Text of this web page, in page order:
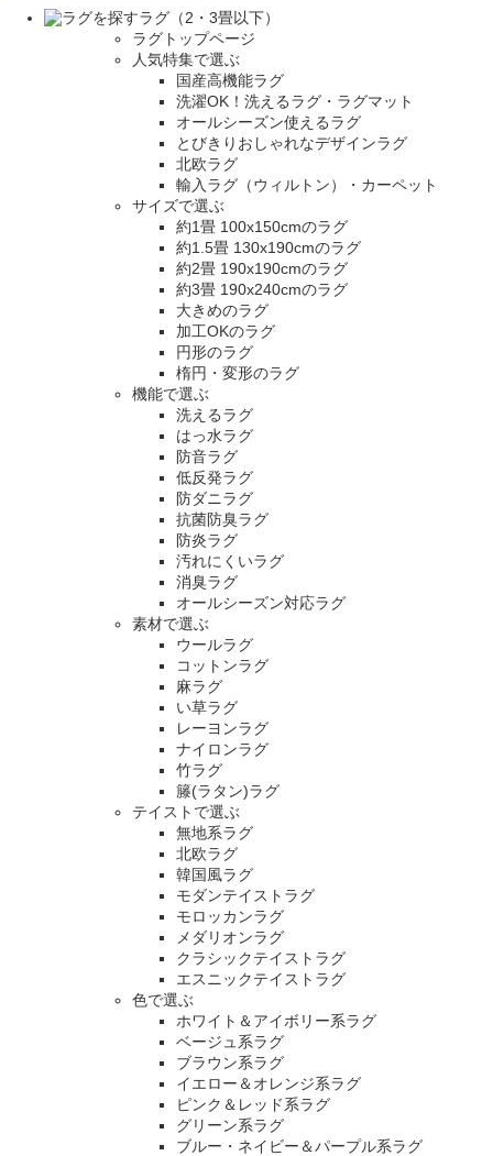
ラグ（2・3畳以下）
ラグトップページ
人気特集で選ぶ
国産高機能ラグ
洗濯OK！洗えるラグ・ラグマット
オールシーズン使えるラグ
とびきりおしゃれなデザインラグ
北欧ラグ
輸入ラグ（ウィルトン）・カーペット
サイズで選ぶ
約1畳 100x150cmのラグ
約1.5畳 130x190cmのラグ
約2畳 190x190cmのラグ
約3畳 190x240cmのラグ
大きめのラグ
加工OKのラグ
円形のラグ
楕円・変形のラグ
機能で選ぶ
洗えるラグ
はっ水ラグ
防音ラグ
低反発ラグ
防ダニラグ
抗菌防臭ラグ
防炎ラグ
汚れにくいラグ
消臭ラグ
オールシーズン対応ラグ
素材で選ぶ
ウールラグ
コットンラグ
麻ラグ
い草ラグ
レーヨンラグ
ナイロンラグ
竹ラグ
籐(ラタン)ラグ
テイストで選ぶ
無地系ラグ
北欧ラグ
韓国風ラグ
モダンテイストラグ
モロッカンラグ
メダリオンラグ
クラシックテイストラグ
エスニックテイストラグ
色で選ぶ
ホワイト＆アイボリー系ラグ
ベージュ系ラグ
ブラウン系ラグ
イエロー＆オレンジ系ラグ
ピンク＆レッド系ラグ
グリーン系ラグ
ブルー・ネイビー＆パープル系ラグ